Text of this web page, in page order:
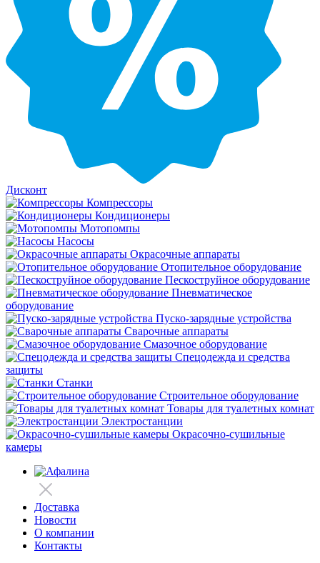
Дисконт
Компрессоры
Кондиционеры
Мотопомпы
Насосы
Окрасочные аппараты
Отопительное оборудование
Пескоструйное оборудование
Пневматическое
оборудование
Пуско-зарядные устройства
Сварочные аппараты
Смазочное оборудование
Спецодежда и средства
защиты
Станки
Строительное оборудование
Товары для туалетных комнат
Электростанции
Окрасочно-сушильные
камеры
Доставка
Новости
О компании
Контакты